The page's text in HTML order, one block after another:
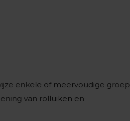
enkele of meervoudige groep
van rolluiken en